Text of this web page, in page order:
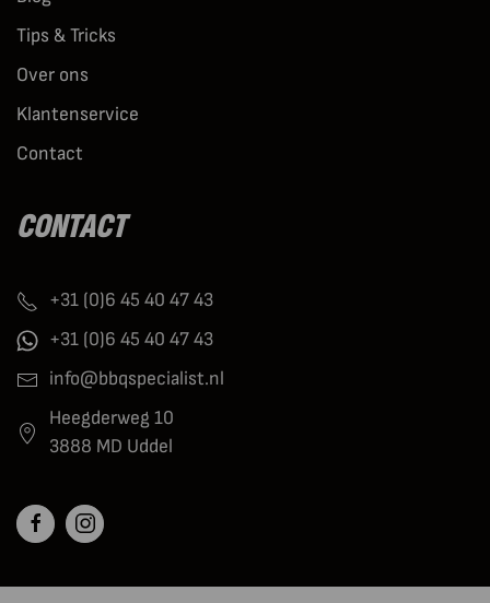
Tips & Tricks
Over ons
Klantenservice
Contact
CONTACT
+31 (0)6 45 40 47 43
+31 (0)6 45 40 47 43
info@bbqspecialist.nl
Heegderweg 10
3888 MD Uddel